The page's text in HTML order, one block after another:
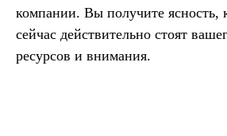
компании. Вы получите ясность,
сейчас действительно стоят
ресурсов и внимания.